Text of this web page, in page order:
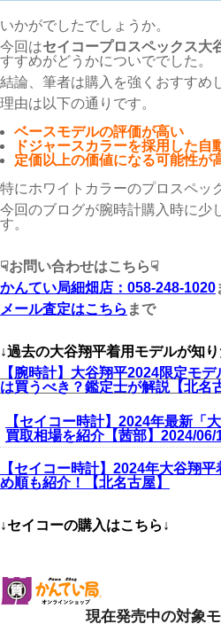
いかがでしたでしょうか。
今回はセイコープロスペックス大
すすめがどうかについででした。
結論、筆者は購入を強くおすすめ
理由は以下の通りです。
ベースモデルの評価が高い
ドジャースカラーを採用した自
定価以上の価値になる可能性が
特にホワイトカラーのプロスペッ
今回のブログが腕時計購入時に少
す。
☟お問い合わせはこちら☟
かんてい局細畑店：058-248-1020
メール査定はこちら まで
↓過去の大谷翔平着用モデルが知
【腕時計】大谷翔平2024限定モ
は買うべき？鑑定士が解説【北名
【セイコー時計】2024年最新「
買取相場を紹介【茜部】2024/06/
【セイコー時計】2024年大谷翔
め順も紹介！【北名古屋】
↓セイコーの購入はこちら↓
現在発売中の対象